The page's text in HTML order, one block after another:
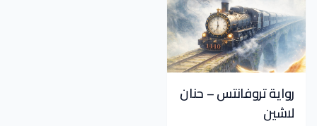
رواية تروفانتس – حنان
لاشين